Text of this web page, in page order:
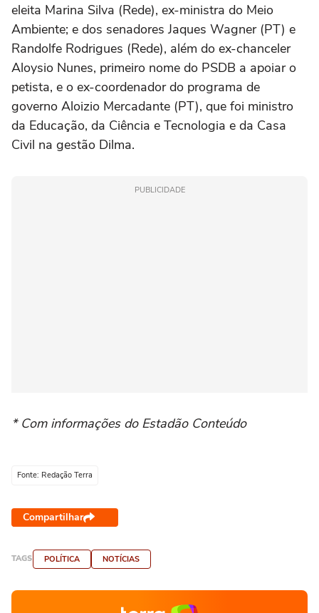
eleita Marina Silva (Rede), ex-ministra do Meio
Ambiente; e dos senadores Jaques Wagner (PT) e
Randolfe Rodrigues (Rede), além do ex-chanceler
Aloysio Nunes, primeiro nome do PSDB a apoiar o
petista, e o ex-coordenador do programa de
governo Aloizio Mercadante (PT), que foi ministro
da Educação, da Ciência e Tecnologia e da Casa
Civil na gestão Dilma.
PUBLICIDADE
* Com informações do Estadão Conteúdo
Fonte: Redação Terra
Compartilhar
TAGS POLÍTICA NOTÍCIAS